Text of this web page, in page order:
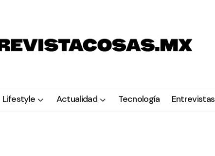
Lifestyle Actualidad Tecnología Entrevistas